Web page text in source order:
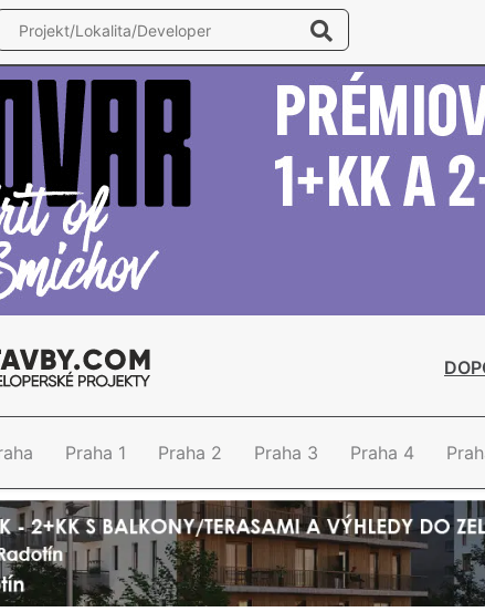
Praha 1 Praha 2 Praha 3 Praha 4